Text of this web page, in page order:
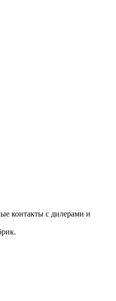
контакты с дилерами и